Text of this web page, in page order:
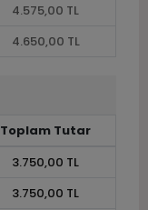
4.575,00 TL
4.650,00 TL
Toplam Tutar
3.750,00 TL
3.750,00 TL